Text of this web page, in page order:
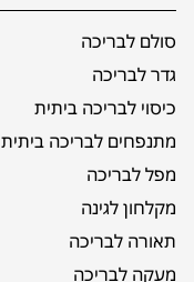
סולם לבריכה
גדר לבריכה
כיסוי לבריכה ביתית
מתנפחים לבריכה ביתית
מפל לבריכה
מקלחון לגינה
תאורה לבריכה
מעקה לבריכה